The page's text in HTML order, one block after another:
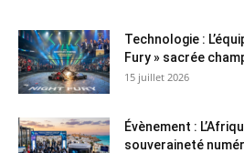
Technologie :
Fury » sacrée
15 juillet 2026
Évènement :
souveraineté